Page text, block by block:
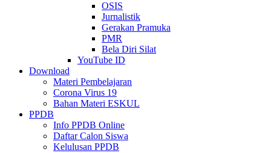
OSIS
Jurnalistik
Gerakan Pramuka
PMR
Bela Diri Silat
YouTube ID
Download
Materi Pembelajaran
Corona Virus 19
Bahan Materi ESKUL
PPDB
Info PPDB Online
Daftar Calon Siswa
Kelulusan PPDB